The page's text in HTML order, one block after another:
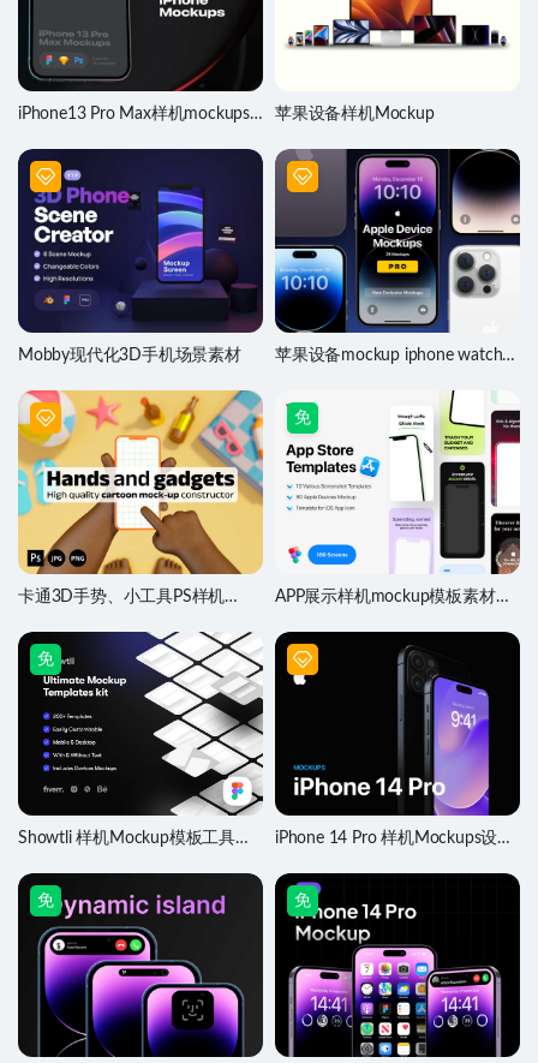
iPhone13 Pro Max样机mockups
苹果设备样机Mockup
Mobby现代化3D手机场景素材
苹果设备mockup iphone watch
卡通3D手势、小工具PS样机
免
APP展示样机mockup模板素材
免
Showtli 样机Mockup模板工具包
iPhone 14 Pro 样机Mockups设计
免 免